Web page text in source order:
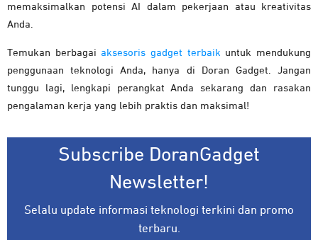
memaksimalkan potensi AI dalam pekerjaan atau kreativitas
Anda.
Temukan berbagai aksesoris gadget terbaik untuk mendukung
penggunaan teknologi Anda, hanya di Doran Gadget. Jangan
tunggu lagi, lengkapi perangkat Anda sekarang dan rasakan
pengalaman kerja yang lebih praktis dan maksimal!
Subscribe DoranGadget
Newsletter!
Selalu update informasi teknologi terkini dan promo
terbaru.